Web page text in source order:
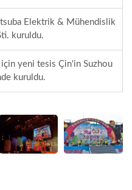
Elektrik & Mühendislik
kuruldu.
yeni tesis Çin'in Suzhou
kuruldu.